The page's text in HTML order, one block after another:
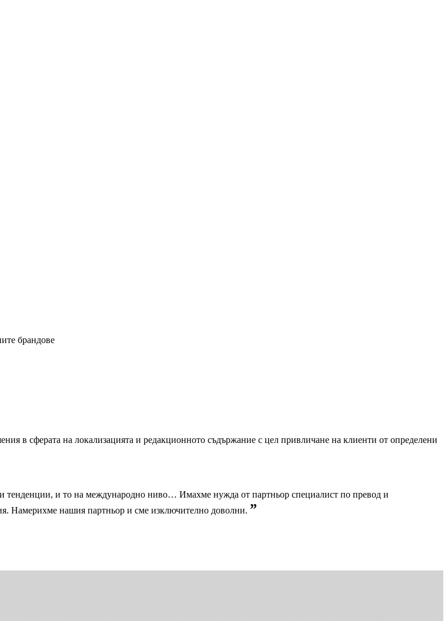
брандове
в сферата на локализацията и редакционното съдържание с цел привличане на клиенти от определени
тенденции, и то на международно ниво… Имахме нужда от партньор специалист по превод и
Намерихме нашия партньор и сме изключително доволни. ”